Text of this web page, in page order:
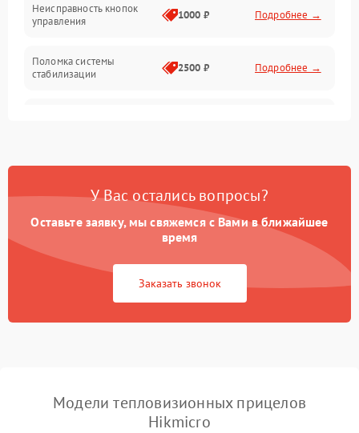
Неисправность кнопок
управления
1000 ₽ Подробнее →
Поломка системы
стабилизации
2500 ₽ Подробнее →
Неисправность системы
Поломка системы GPS 2000 ₽ Подробнее →
Повреждение системы
защиты от перегрузок
1500 ₽
автоматического
1500 ₽ Подробнее →
У Вас остались вопросы?
Оставьте заявку, мы свяжемся с Вами в ближайшее
время
Заказать звонок
Модели тепловизионных прицелов
Hikmicro